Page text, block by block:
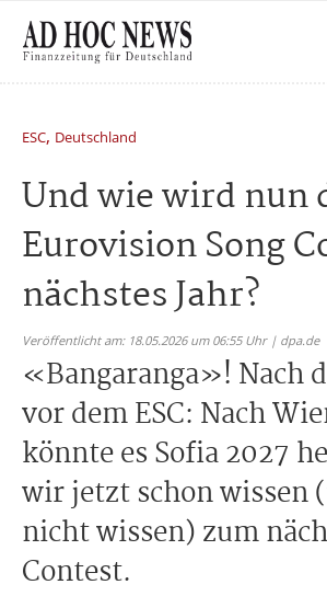
ESC, Deutschland
Und wie wird nun
Eurovision Song
nächstes Jahr?
Veröffentlicht am: 18.05.2026 um 06:55 Uhr | dpa.de
«Bangaranga»! Nach
vor dem ESC: Nach
könnte es Sofia 2027
wir jetzt schon wissen
nicht wissen) zum
Contest.